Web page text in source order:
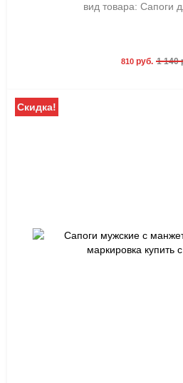
вид товара: Сапоги
810 руб. 1 140
Скидка!